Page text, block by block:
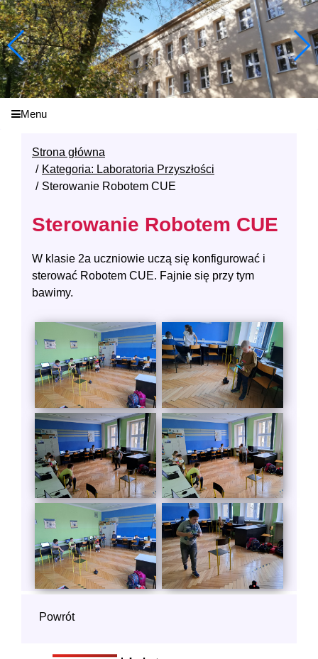
Menu
Strona główna
Kategoria: Laboratoria Przyszłości
Sterowanie Robotem CUE
Sterowanie Robotem CUE
W klasie 2a uczniowie uczą się konfigurować i
sterować Robotem CUE. Fajnie się przy tym
bawimy.
Powrót